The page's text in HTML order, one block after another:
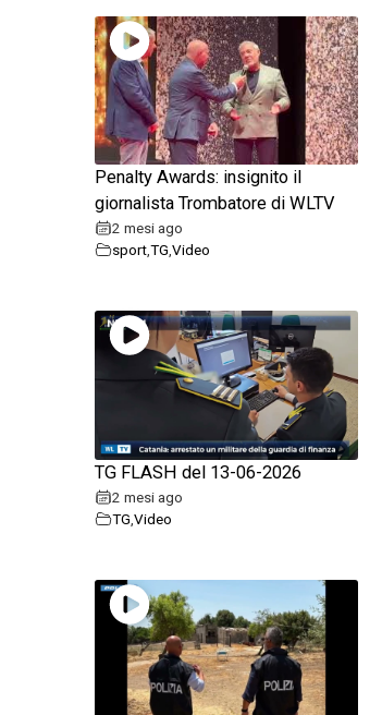
Penalty Awards: insignito il
giornalista Trombatore di WLTV
2 mesi ago
sportTG Video
TG FLASH del 13-06-2026
2 mesi ago
TG Video